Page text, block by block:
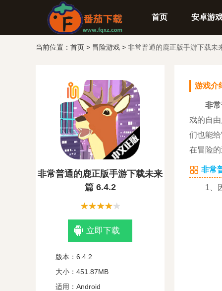
首页 安卓游
当前位置： 首页 > 冒险游戏 > 非常普通的鹿正版手游下载未
非常普通的鹿正版手游下载未来
篇 6.4.2
立即下载
版本：6.4.2
大小：451.87MB
适用：Android
游戏介
非
戏的自
们也能
在冒险
非常普
1、因